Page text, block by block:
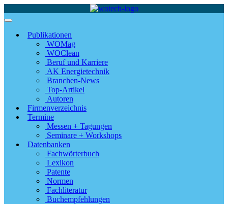
Publikationen
WOMag
WOClean
Beruf und Karriere
AK Energietechnik
Branchen-News
Top-Artikel
Autoren
Firmenverzeichnis
Termine
Messen + Tagungen
Seminare + Workshops
Datenbanken
Fachwörterbuch
Lexikon
Patente
Normen
Fachliteratur
Buchempfehlungen